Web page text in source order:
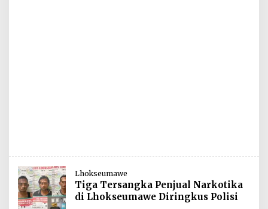
Lhokseumawe
Tiga Tersangka Penjual Narkotika
di Lhokseumawe Diringkus Polisi